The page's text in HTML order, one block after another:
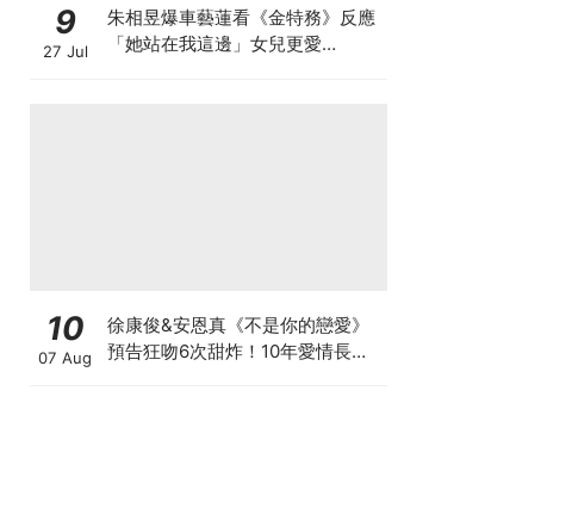
9
27 Jul
朱相昱爆車藝蓮看《金特務》反應
「她站在我這邊」女兒更愛
10
07 Aug
徐康俊&安恩真《不是你的戀愛》
預告狂吻6次甜炸！10年愛情長跑